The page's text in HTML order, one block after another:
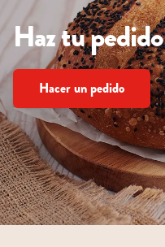
Haztupedido
Hacer un pedido